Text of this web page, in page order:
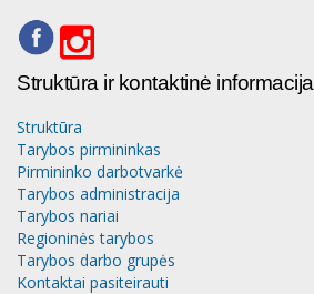
Struktūra ir kontaktinė informacija
Struktūra
Tarybos pirmininkas
Pirmininko darbotvarkė
Tarybos administracija
Tarybos nariai
Regioninės tarybos
Tarybos darbo grupės
Kontaktai pasiteirauti